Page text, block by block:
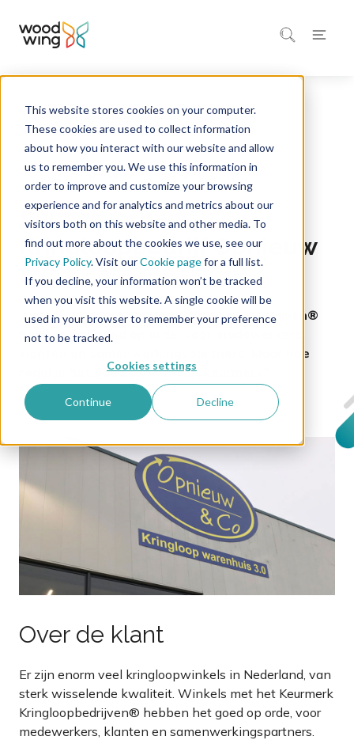
This website stores cookies on your computer.
These cookies are used to collect information
about how you interact with our website and allow
us to remember you. We use this information in
order to improve and customize your browsing
experience and for analytics and metrics about our
visitors both on this website and other media. To
find out more about the cookies we use, see our
Privacy Policy. Visit ourCookie pagefor a full list.
If you decline, your information won’t be tracked
when you visit this website. A single cookie will be
used in your browser to remember your preference
not to be tracked.
Cookies settings
Continue Decline
Home Inspiratie Successverhalen
Succesverhaal -
Kringloopbedrijf Opnieuw
& Co
Winkels met het Keurmerk Kringloopbedrijven®
hebben het goed op orde, voor medewerkers,
klanten en samenwerkingspartners. Maar hoe
regel je het goed conform dit keurmerk?
Over de klant
Er zijn enorm veel kringloopwinkels in Nederland, van
sterk wisselende kwaliteit. Winkels met het Keurmerk
Kringloopbedrijven® hebben het goed op orde, voor
medewerkers, klanten en samenwerkingspartners.